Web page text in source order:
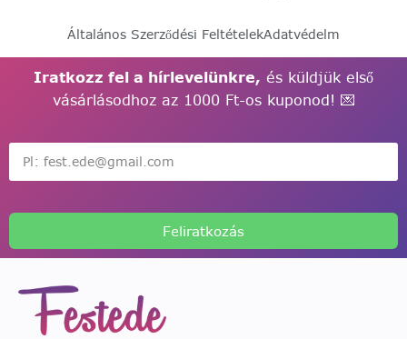
Általános Szerződési FeltételekAdatvédelm
Iratkozz fel a hírlevelünkre, és küldjük első
vásárlásodhoz az 1000 Ft-os kuponod! 💌
Feliratkozás